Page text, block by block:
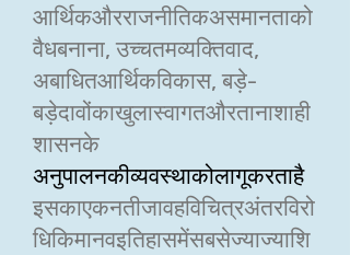
आर्थिकऔरराजनीतिकअसमानताको
वैधबनाना, उच्चतमव्यक्तिवाद,
अबाधितआर्थिकविकास, बड़े-
बड़ेदावोंकाखुलास्वागतऔरतानाशाही
शासनके
अनुपालनकीव्यवस्थाकोलागूकरताहै
इसकाएकनतीजावहविचित्रअंतरविरो
धिकिमानवइतिहासमेंसबसेज्याज्याशि